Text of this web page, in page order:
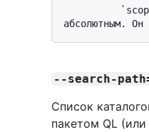
--search-
Список
пакетом QL